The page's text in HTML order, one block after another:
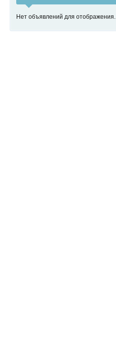
Нет объявлений для отображения.